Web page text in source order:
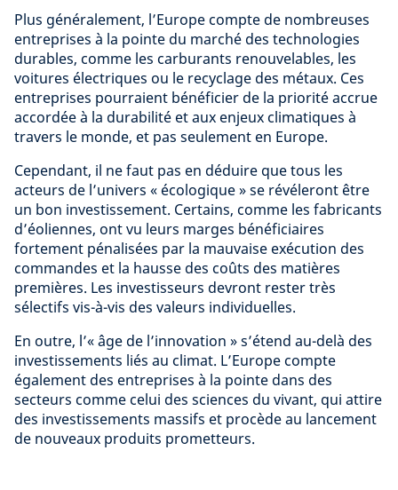
Plus généralement, l’Europe compte de nombreuses
entreprises à la pointe du marché des technologies
durables, comme les carburants renouvelables, les
voitures électriques ou le recyclage des métaux. Ces
entreprises pourraient bénéficier de la priorité accrue
accordée à la durabilité et aux enjeux climatiques à
travers le monde, et pas seulement en Europe.
Cependant, il ne faut pas en déduire que tous les
acteurs de l’univers « écologique » se révéleront être
un bon investissement. Certains, comme les fabricants
d’éoliennes, ont vu leurs marges bénéficiaires
fortement pénalisées par la mauvaise exécution des
commandes et la hausse des coûts des matières
premières. Les investisseurs devront rester très
sélectifs vis-à-vis des valeurs individuelles.
En outre, l’« âge de l’innovation » s’étend au-delà des
investissements liés au climat. L’Europe compte
également des entreprises à la pointe dans des
secteurs comme celui des sciences du vivant, qui attire
des investissements massifs et procède au lancement
de nouveaux produits prometteurs.